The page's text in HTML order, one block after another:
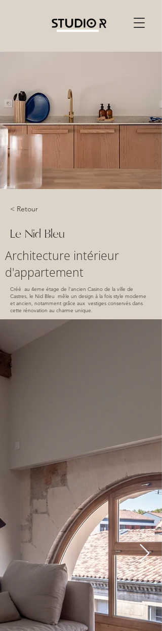
< Retour
Le Nid Bleu
Architecture intérieur
d'appartement
Créé au 4eme étage de l'ancien Casino de la ville de
Castres, le Nid Bleu mêle un design à la fois style moderne
et ancien, notamment grâce aux vestiges conservés dans
cette rénovation au charme unique.